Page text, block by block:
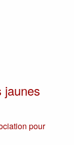
jaunes
pour